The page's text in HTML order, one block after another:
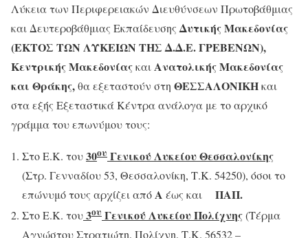
Λύκεια των Περιφερειακών Διευθύνσεων Πρωτοβάθμιας
και Δευτεροβάθμιας ΕκπαίδευσηςΔυτικής Μακεδονίας
(ΕΚΤΟΣ ΤΩΝ ΛΥΚΕΙΩΝ ΤΗΣ Δ.Δ.Ε. ΓΡΕΒΕΝΩΝ),
Κεντρικής ΜακεδονίαςκαιΑνατολικής Μακεδονίας
και Θράκης,θα εξεταστούν στη ΘΕΣΣΑΛΟΝΙΚΗκαι
στα εξής Εξεταστικά Κέντρα ανάλογα με το αρχικό
γράμμα του επωνύμου τους:
Στο Ε.Κ. του30ου Γενικού Λυκείου Θεσσαλονίκης
(Στρ. Γενναδίου 53, Θεσσαλονίκη, Τ.Κ. 54250), όσοι το
επώνυμό τους αρχίζει απόΑ έως και ΠΑΠ.
Στο Ε.Κ. του3ου Γενικού Λυκείου Πολίχνης(Τέρμα
Αγνώστου Στρατιώτη, Πολίχνη, Τ.Κ. 56532 –